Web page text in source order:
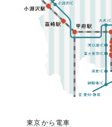
東京から電車